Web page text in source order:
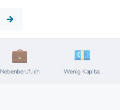
Nebenberuflich Wenig Kapital